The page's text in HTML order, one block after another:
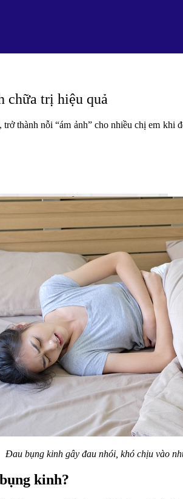
chữa trị hiệu quả
thành nỗi “ám ảnh” cho nhiều chị em
Đau bụng kinh gây đau nhói, khó chịu vào
kinh?